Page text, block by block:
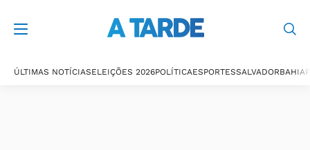
ÚLTIMAS NOTÍCIASELEIÇÕES 2026POLÍTICAESPORTESSALVADORBAHIA